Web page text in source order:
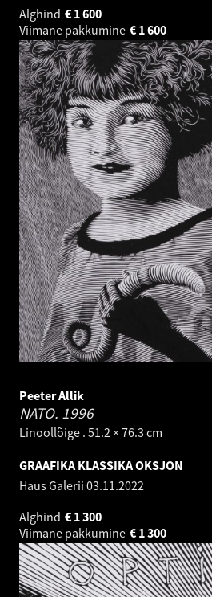
Alghind
1 600
€
Viimane pakkumine
1 600
€
Peeter Allik
NATO. 1996
Linoollõige . 51.2 × 76.3 cm
GRAAFIKA KLASSIKA OKSJON
Haus Galerii 03.11.2022
Alghind
1 300
€
Viimane pakkumine
1 300
€